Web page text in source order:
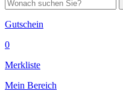
Gutschein
0
Merkliste
Mein Bereich